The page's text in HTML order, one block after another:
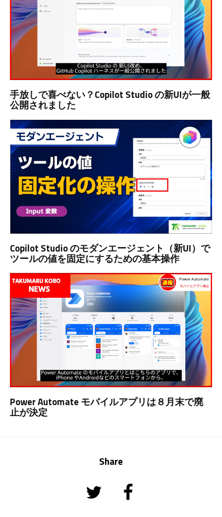
手放しで喜べない？Copilot Studio の新UIが一般
公開されました
Copilot Studio のモダンエージェント（新UI）で
ツールの値を固定にするための基本操作
Power Automate モバイルアプリは８月末で廃
止が決定
Share